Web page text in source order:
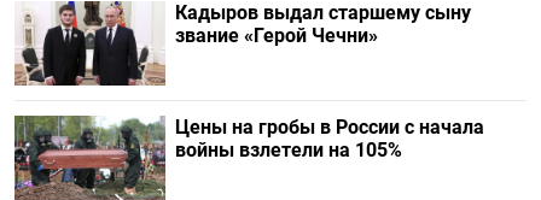
Кадыров выдал старшему сыну
звание «Герой Чечни»
Цены на гробы в России с начала
войны взлетели на 105%